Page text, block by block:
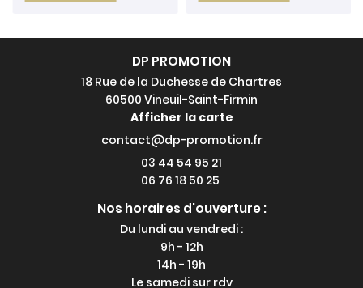
DP PROMOTION
18 Rue de la Duchesse de Chartres
60500 Vineuil-Saint-Firmin
Afficher la carte
03 44 54 95 21
06 76 18 50 25
Nos horaires d'ouverture :
Du lundi au vendredi :
9h - 12h
14h - 19h
Le samedi sur rdv